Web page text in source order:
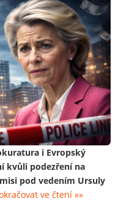
i Evropský
kvůli podezření na
pod vedením Ursuly
ve čtení »»